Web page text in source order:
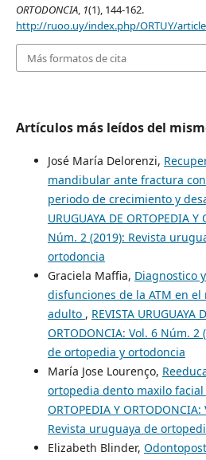
ORTODONCIA, 1(1), 144-162.
http://ruoo.uy/index.php/ORTUY/
Más formatos de cita
Artículos más leídos del
José María Delorenzi,
mandibular ante fractura
periodo de crecimiento y
URUGUAYA DE ORTOPEDIA
Núm. 2 (2019): Revista
ortodoncia
Graciela Maffia, Diagnostico
disfunciones de la ATM en
adulto , REVISTA URUGUAYA
ORTODONCIA: Vol. 6 Núm.
de ortopedia y ortodoncia
María Jose Lourenço,
ortopedia dento maxilo facial
ORTOPEDIA Y
Revista uruguaya de
Elizabeth Blinder,